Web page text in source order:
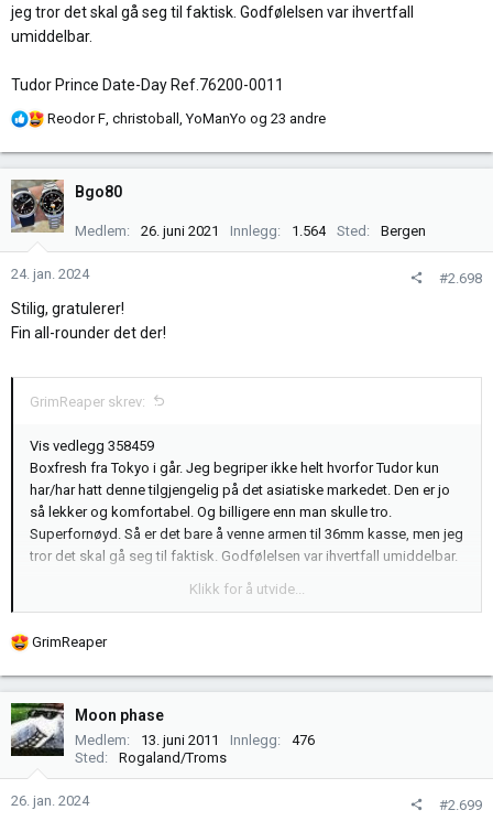
jeg tror det skal gå seg til faktisk. Godfølelsen var ihvertfall
umiddelbar.
Tudor Prince Date-Day Ref.76200-0011
R
k
s
j
o
n
r
:
Reodor F, christoball ,YoManYo og 23 andre
Bgo80
Medlem 26. juni 2021 Innlegg 1.564 Sted Bergen
24. jan. 2024 #2.698
Stilig, gratulerer!
Fin all-rounder det der!
GrimReaper skrev:
Vis vedlegg 358459
Boxfresh fra Tokyo i går. Jeg begriper ikke helt hvorfor Tudor kun
har/har hatt denne tilgjengelig på det asiatiske markedet. Den er jo
så lekker og komfortabel. Og billigere enn man skulle tro.
Superfornøyd. Så er det bare å venne armen til 36mm kasse, men jeg
tror det skal gå seg til faktisk. Godfølelsen var ihvertfall umiddelbar.
Klikk for å utvide...
R
k
s
j
n
GrimReaper
Moon phase
Medlem 13. juni 2011 Innlegg
476
Sted
Rogaland/Troms
26. jan. 2024 #2.699